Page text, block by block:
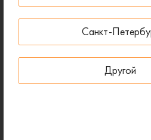
Санкт-
Другой
СКИДКИ НА ЛИНЗЫ ДО 30% - 30 % ДО 15 АВГУСТА